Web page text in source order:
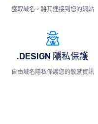
獲取域名，將其連接到您的網站
.DESIGN 隱私保護
自由域名隱私保護您的敏感資訊